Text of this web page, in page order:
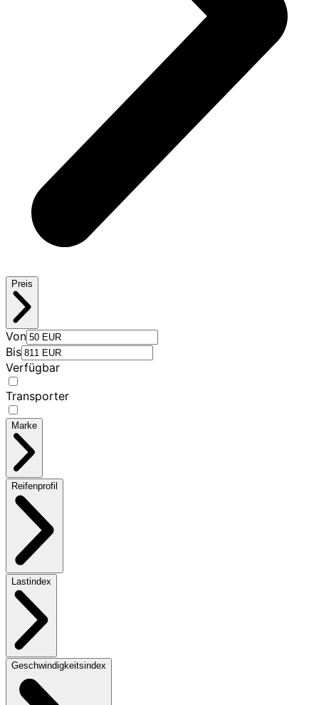
Preis
Von
Bis
Verfügbar
Transporter
Marke
Reifenprofil
Lastindex
Geschwindigkeitsindex